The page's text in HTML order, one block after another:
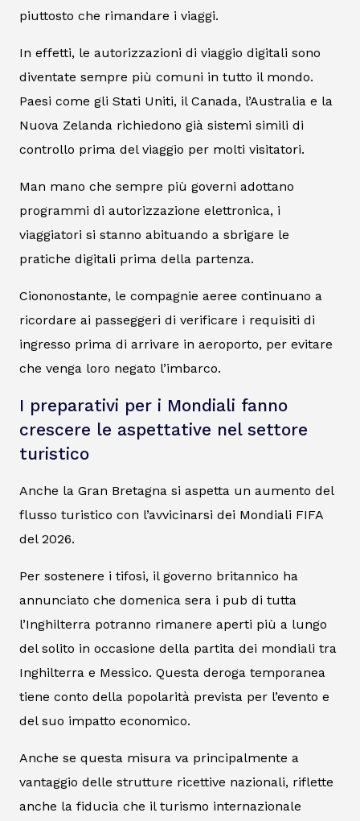
piuttosto che rimandare i viaggi.
In effetti, le autorizzazioni di viaggio digitali sono
diventate sempre più comuni in tutto il mondo.
Paesi come gli Stati Uniti, il Canada, l’Australia e la
Nuova Zelanda richiedono già sistemi simili di
controllo prima del viaggio per molti visitatori.
Man mano che sempre più governi adottano
programmi di autorizzazione elettronica, i
viaggiatori si stanno abituando a sbrigare le
pratiche digitali prima della partenza.
Ciononostante, le compagnie aeree continuano a
ricordare ai passeggeri di verificare i requisiti di
ingresso prima di arrivare in aeroporto, per evitare
che venga loro negato l’imbarco.
I preparativi per i Mondiali fanno
crescere le aspettative nel settore
turistico
Anche la Gran Bretagna si aspetta un aumento del
flusso turistico con l’avvicinarsi dei Mondiali FIFA
del 2026.
Per sostenere i tifosi, il governo britannico ha
annunciato che domenica sera i pub di tutta
l’Inghilterra potranno rimanere aperti più a lungo
del solito in occasione della partita dei mondiali tra
Inghilterra e Messico. Questa deroga temporanea
tiene conto della popolarità prevista per l’evento e
del suo impatto economico.
Anche se questa misura va principalmente a
vantaggio delle strutture ricettive nazionali, riflette
anche la fiducia che il turismo internazionale